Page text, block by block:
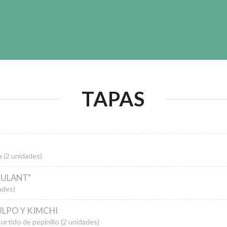
TAPAS
unidades)
Y KIMCHI
de pepinillo (2 unidades)